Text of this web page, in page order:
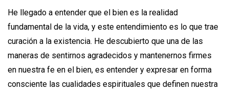
He llegado a entender que el bien es la realidad
fundamental de la vida, y este entendimiento es lo que trae
curación a la existencia. He descubierto que una de las
maneras de sentirnos agradecidos y mantenernos firmes
en nuestra fe en el bien, es entender y expresar en forma
consciente las cualidades espirituales que definen nuestra